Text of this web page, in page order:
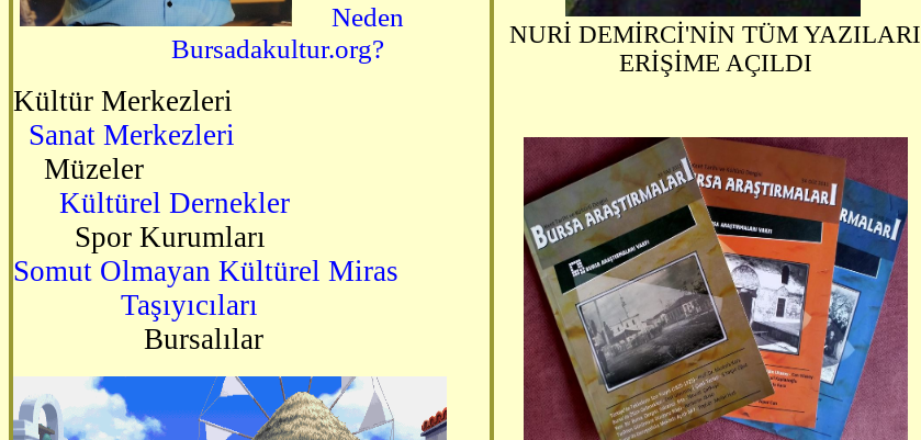
Neden
Bursadakultur.org?
Kültür Merkezleri
Sanat Merkezleri
Müzeler
Kültürel Dernekler
Spor Kurumları
Somut Olmayan Kültürel Miras
Taşıyıcıları
Bursalılar
NURİ DEMİRCİ'NİN TÜM YAZILARI
ERİŞİME AÇILDI